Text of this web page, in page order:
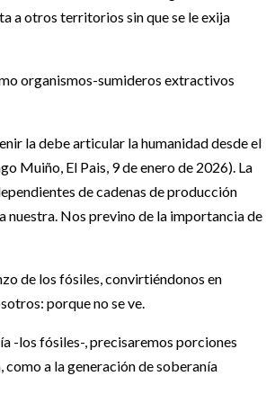
a otros territorios sin que se le exija
organismos-sumideros extractivos
la debe articular la humanidad desde el
Muiño, El Pais, 9 de enero de 2026). La
de cadenas de producción
nuestra. Nos previno de la importancia de
de los fósiles, convirtiéndonos en
porque no se ve.
-los fósiles-, precisaremos porciones
a la generación de soberanía